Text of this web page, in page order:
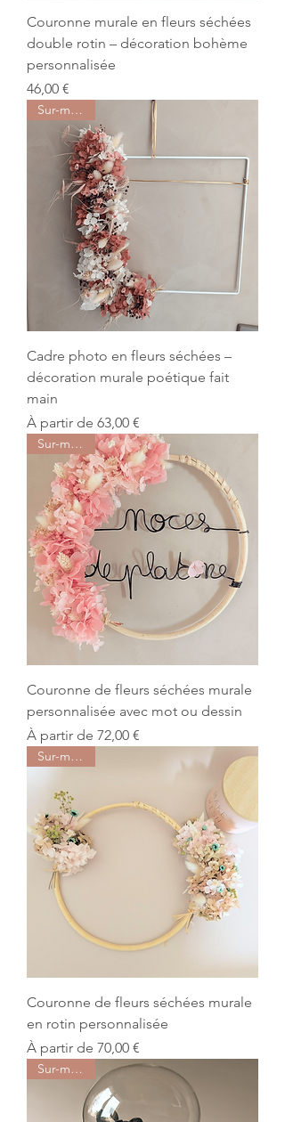
Couronne murale en fleurs séchées
double rotin – décoration bohème
personnalisée
Prix
46,00 €
Sur-mesure
Cadre photo en fleurs séchées –
décoration murale poétique fait
main
À partir de 63,00 €
Prix promotionnel
Sur-mesure
Couronne de fleurs séchées murale
personnalisée avec mot ou dessin
À partir de 72,00 €
Prix promotionnel
Sur-mesure
Couronne de fleurs séchées murale
en rotin personnalisée
À partir de 70,00 €
Prix promotionnel
Sur-mesure